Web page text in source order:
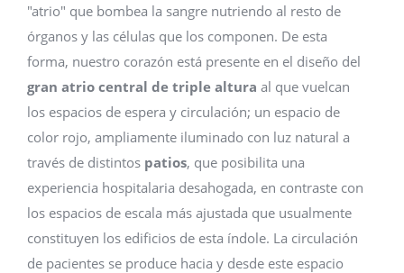
"atrio" que bombea la sangre nutriendo al resto de
órganos y las células que los componen. De esta
forma, nuestro corazón está presente en el diseño del
gran atrio central de triple altura al que vuelcan
los espacios de espera y circulación; un espacio de
color rojo, ampliamente iluminado con luz natural a
través de distintos patios, que posibilita una
experiencia hospitalaria desahogada, en contraste con
los espacios de escala más ajustada que usualmente
constituyen los edificios de esta índole. La circulación
de pacientes se produce hacia y desde este espacio